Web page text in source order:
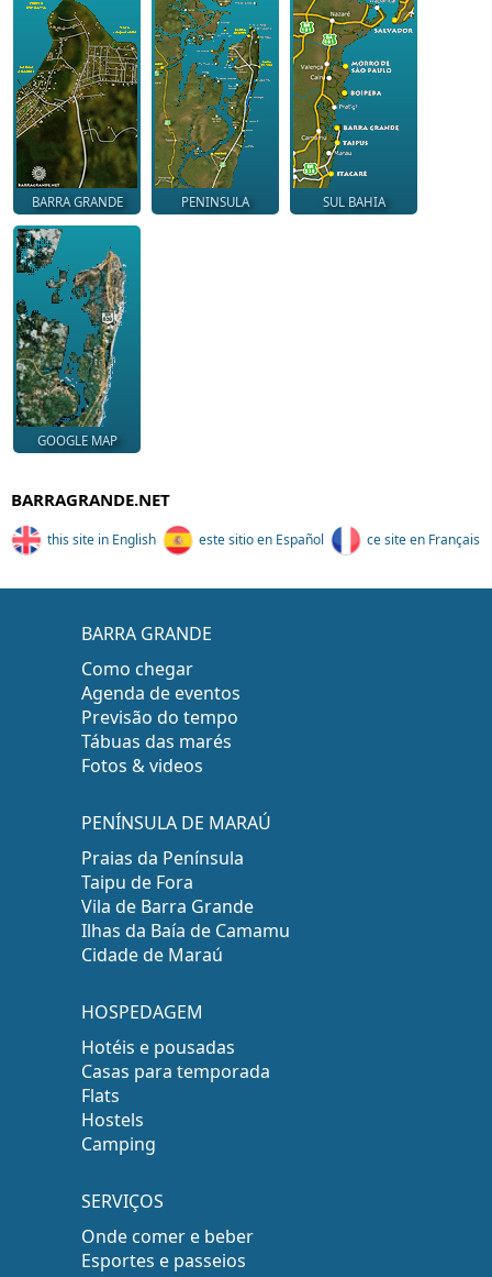
BARRA GRANDE PENINSULA SUL BAHIA
GOOGLE MAP
BARRAGRANDE.NET
this site in English este sitio en Español ce site en Français
BARRA GRANDE
Como chegar
Agenda de eventos
Previsão do tempo
Tábuas das marés
Fotos & videos
PENÍNSULA DE MARAÚ
Praias da Península
Taipu de Fora
Vila de Barra Grande
Ilhas da Baía de Camamu
Cidade de Maraú
HOSPEDAGEM
Hotéis e pousadas
Casas para temporada
Flats
Hostels
Camping
SERVIÇOS
Onde comer e beber
Esportes e passeios